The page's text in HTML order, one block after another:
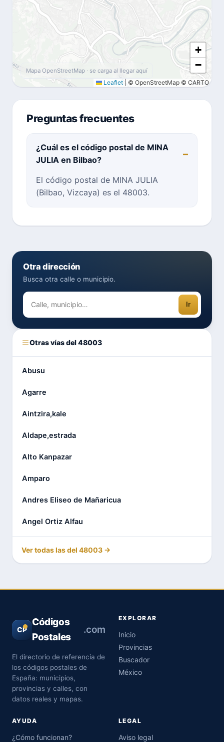
+
−
Leaflet © OpenStreetMap © CARTO
Mapa OpenStreetMap · se carga al llegar aquí
Preguntas frecuentes
¿Cuál es el código postal de MINA
JULIA en Bilbao?
El código postal de MINA JULIA
(Bilbao, Vizcaya) es el 48003.
Otra dirección
Busca otra calle o municipio.
Ir
Otras vías del 48003
Abusu
Agarre
Aintzira,kale
Aldape,estrada
Alto Kanpazar
Amparo
Andres Eliseo de Mañaricua
Angel Ortiz Alfau
Ver todas las del 48003 →
CP
Códigos
Postales
.com
El directorio de referencia de
los códigos postales de
España: municipios,
provincias y calles, con
datos reales y mapas.
EXPLORAR
Inicio
Provincias
Buscador
México
AYUDA
¿Cómo funcionan?
LEGAL
Aviso legal